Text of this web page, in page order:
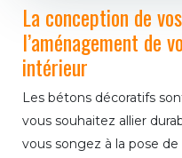
La conception de
l’aménagement de
intérieur
Les bétons décoratifs
vous souhaitez allier
vous songez à la pose